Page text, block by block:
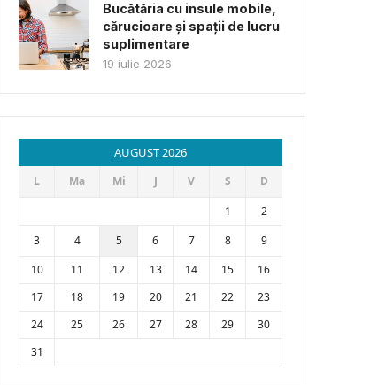
Bucătăria cu insule mobile,
cărucioare și spații de lucru
suplimentare
19 iulie 2026
AUGUST 2026
L Ma Mi J V S
D
1
2
3
4 5 6 7 8
9
10
11 12 13 14 15
16
17
18 19 20 21 22
23
24
25 26 27 28 29
30
31